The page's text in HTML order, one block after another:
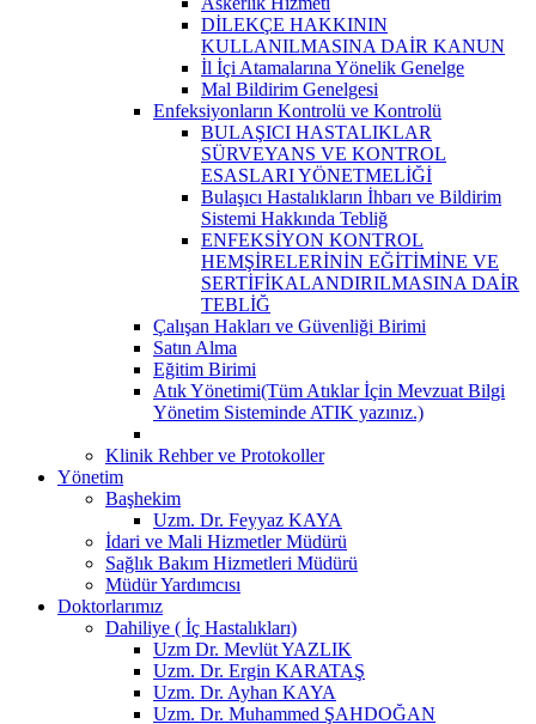
DİLEKÇE HAKKININ
KULLANILMASINA DAİR KANUN
İl İçi Atamalarına Yönelik Genelge
Mal Bildirim Genelgesi
Enfeksiyonların Kontrolü ve Kontrolü
BULAŞICI HASTALIKLAR
SÜRVEYANS VE KONTROL
ESASLARI YÖNETMELİĞİ
Bulaşıcı Hastalıkların İhbarı ve Bildirim
Sistemi Hakkında Tebliğ
ENFEKSİYON KONTROL
HEMŞİRELERİNİN EĞİTİMİNE VE
SERTİFİKALANDIRILMASINA DAİR
TEBLİĞ
Çalışan Hakları ve Güvenliği Birimi
Satın Alma
Eğitim Birimi
Atık Yönetimi(Tüm Atıklar İçin Mevzuat Bilgi
Yönetim Sisteminde ATIK yazınız.)
Klinik Rehber ve Protokoller
Yönetim
Başhekim
Uzm. Dr. Feyyaz KAYA
İdari ve Mali Hizmetler Müdürü
Sağlık Bakım Hizmetleri Müdürü
Müdür Yardımcısı
Doktorlarımız
Dahiliye ( İç Hastalıkları)
Uzm Dr. Mevlüt YAZLIK
Uzm. Dr. Ergin KARATAŞ
Uzm. Dr. Ayhan KAYA
Uzm. Dr. Muhammed ŞAHDOĞAN